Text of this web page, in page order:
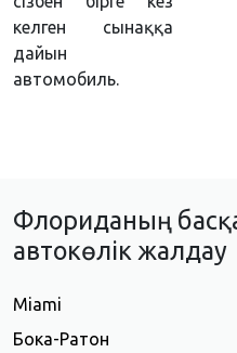
келген сынаққа
дайын
автомобиль.
Флориданың
автокөлік жалдау
Miami
Бока-Ратон